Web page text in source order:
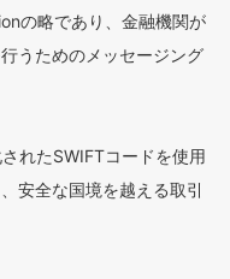
の略であり、金融機関が
うためのメッセージング
れたSWIFTコードを使用
安全な国境を越える取引